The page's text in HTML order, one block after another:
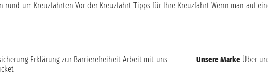
rund um Kreuzfahrten Vor der Kreuzfahrt Tipps für Ihre Kreuzfahrt Wenn man auf
Erklärung zur Barrierefreiheit Arbeit mit uns Unsere Marke Über